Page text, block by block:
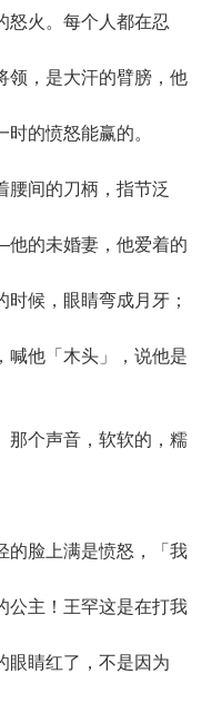
怒火。每个人都在忍
领，是大汗的臂膀，他
的愤怒能赢的。
间的刀柄，指节泛
的未婚妻，他爱着的
候，眼睛弯成月牙；
喊他「木头」，说他是
个声音，软软的，糯
脸上满是愤怒，「我
公主！王罕这是在打我
眼睛红了，不是因为